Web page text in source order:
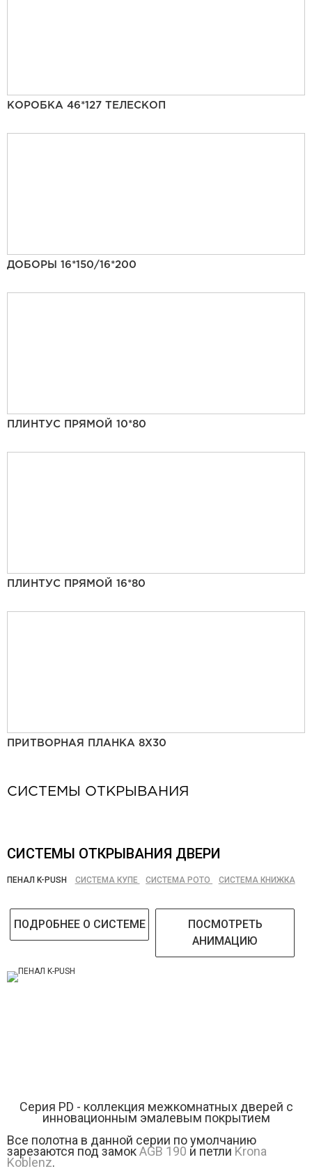
КОРОБКА 46*127 ТЕЛЕСКОП
ДОБОРЫ 16*150/16*200
ПЛИНТУС ПРЯМОЙ 10*80
ПЛИНТУС ПРЯМОЙ 16*80
ПРИТВОРНАЯ ПЛАНКА 8Х30
СИСТЕМЫ ОТКРЫВАНИЯ
СИСТЕМЫ ОТКРЫВАНИЯ ДВЕРИ
ПЕНАЛ K-PUSH СИСТЕМА КУПЕ СИСТЕМА РОТО СИСТЕМА КНИЖКА
ПОДРОБНЕЕ О СИСТЕМЕ
ПОСМОТРЕТЬ
АНИМАЦИЮ
Серия РD - коллекция межкомнатных дверей с
инновационным эмалевым покрытием
Все полотна в данной серии по умолчанию
зарезаются под замокAGB 190 и петли Krona
Koblenz.